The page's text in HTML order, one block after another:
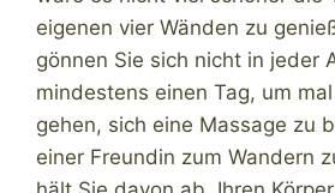
eigenen vier Wänden zu
gönnen Sie sich nicht in jeder
mindestens einen Tag, um
gehen, sich eine Massage zu
einer Freundin zum Wandern